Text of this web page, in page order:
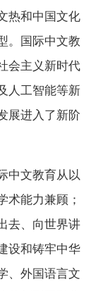
热和中国文化
。国际中文教
会主义新时代
人工智能等新
展进入了新阶
文教育从以
术能力兼顾；
去、向世界讲
设和铸牢中华
、外国语言文